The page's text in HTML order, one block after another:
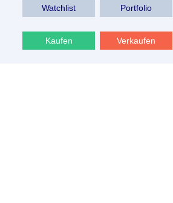
Watchlist Portfolio
Kaufen Verkaufen